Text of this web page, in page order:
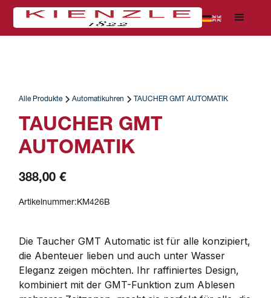
Alle Produkte Automatikuhren TAUCHER GMT AUTOMATIK
TAUCHER GMT
AUTOMATIK
388,00 €
Artikelnummer:KM426B
Die Taucher GMT Automatic ist für alle konzipiert,
die Abenteuer lieben und auch unter Wasser
Eleganz zeigen möchten. Ihr raffiniertes Design,
kombiniert mit der GMT-Funktion zum Ablesen